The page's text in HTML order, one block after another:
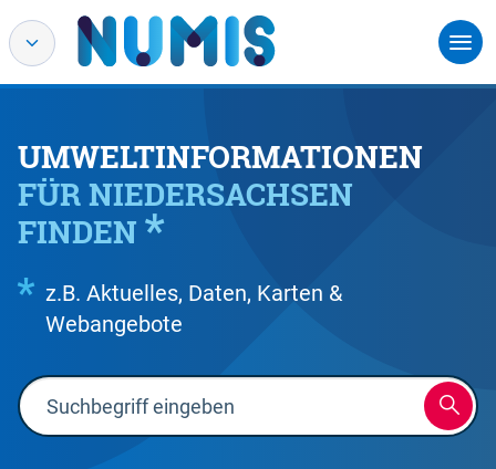
UMWELTINFORMATIONEN
FÜR NIEDERSACHSEN
FINDEN
z.B. Aktuelles, Daten, Karten &
Webangebote